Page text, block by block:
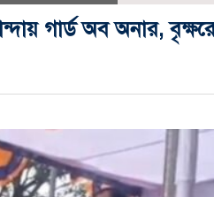
গার্ড অব অনার,